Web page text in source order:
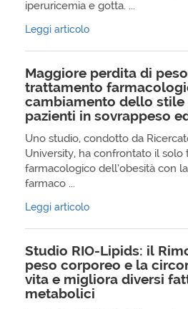
iperuricemia e gotta. ...
Leggi articolo
Maggiore perdita di
trattamento
cambiamento dello stile
pazienti in sovrappeso
Uno studio, condotto da
University, ha confrontato il solo
farmacologico dell’obesità con
farmaco ...
Leggi articolo
Studio RIO-Lipids: il
peso corporeo e la
vita e migliora diversi
metabolici